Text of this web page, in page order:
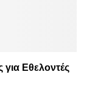
για Εθελοντές